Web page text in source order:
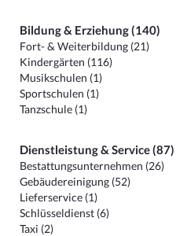
Bildung & Erziehung (140)
Fort- & Weiterbildung (21)
Kindergärten (116)
Musikschulen (1)
Sportschulen (1)
Tanzschule (1)
Dienstleistung & Service (87)
Bestattungsunternehmen (26)
Gebäudereinigung (52)
Lieferservice (1)
Schlüsseldienst (6)
Taxi (2)